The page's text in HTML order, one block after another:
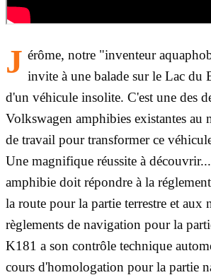
J érôme, notre "inventeur
invite à une balade sur le Lac du
d'un véhicule insolite. C'est une des
Volkswagen amphibies existantes au
de travail pour transformer ce
Une magnifique réussite à
amphibie doit répondre à la
la route pour la partie terrestre et aux
règlements de navigation pour la
K181 a son contrôle technique
cours d'homologation pour la partie